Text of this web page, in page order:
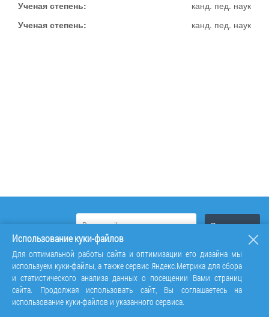
Ученая степень:
канд. пед. наук
Ученая степень:
канд. пед. наук
Использование куки-файлов
Для оптимальной работы сайта и оптимизации его дизайна мы
используем куки-файлы, а также сервис Яндекс.Метрика для сбора
и статистического анализа данных о посещении Вами страниц
сайта. Продолжая использовать сайт, Вы соглашаетесь на
использование куки-файлов и указанного сервиса.